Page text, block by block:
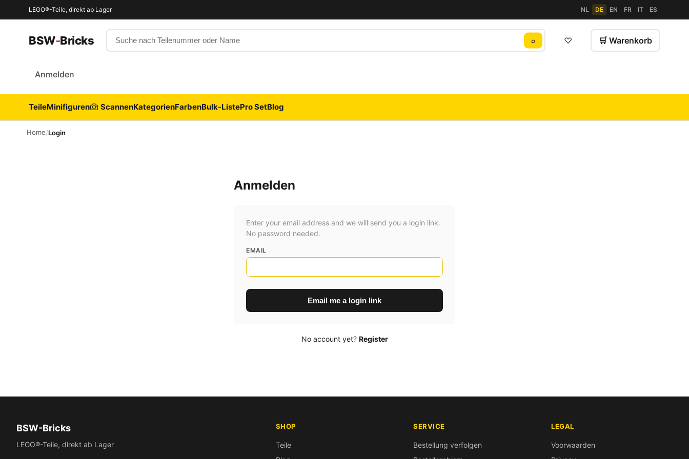
LEGO®-Teile, direkt ab Lager NL DE EN FR IT ES
BSW-Bricks Suche nach Teilenummer oder Name
⌕ ♡ 🛒 Warenkorb
Anmelden
TeileMinifiguren ScannenKategorienFarbenBulk-ListePro SetBlog
Home/Login
Anmelden
Enter your email address and we will send you a login link.
No password needed.
EMAIL
Email me a login link
No account yet? Register
BSW-Bricks
LEGO®-Teile, direkt ab Lager
SHOP
Teile
SERVICE
Bestellung verfolgen
LEGAL
Voorwaarden